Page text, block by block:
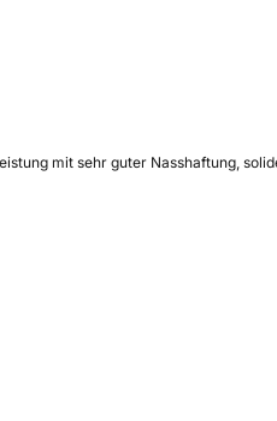
mit sehr guter Nasshaftung,